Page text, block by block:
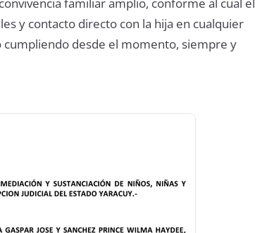
y contacto directo con la hija en cualquier
desde el momento, siempre y